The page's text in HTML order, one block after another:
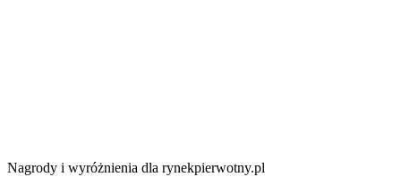
Nagrody i wyróżnienia dla rynekpierwotny.pl